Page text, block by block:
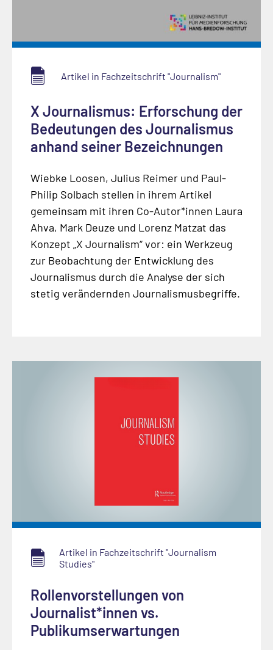
Artikel in Fachzeitschrift "Journalism"
X Journalismus: Erforschung der
Bedeutungen des Journalismus
anhand seiner Bezeichnungen
Wiebke Loosen, Julius Reimer und Paul-
Philip Solbach stellen in ihrem Artikel
gemeinsam mit ihren Co-Autor*innen Laura
Ahva, Mark Deuze und Lorenz Matzat das
Konzept „X Journalism“ vor: ein Werkzeug
zur Beobachtung der Entwicklung des
Journalismus durch die Analyse der sich
stetig verändernden Journalismusbegriffe.
Artikel in Fachzeitschrift "Journalism
Studies"
Rollenvorstellungen von
Journalist*innen vs.
Publikumserwartungen